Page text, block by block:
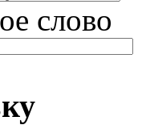
слово